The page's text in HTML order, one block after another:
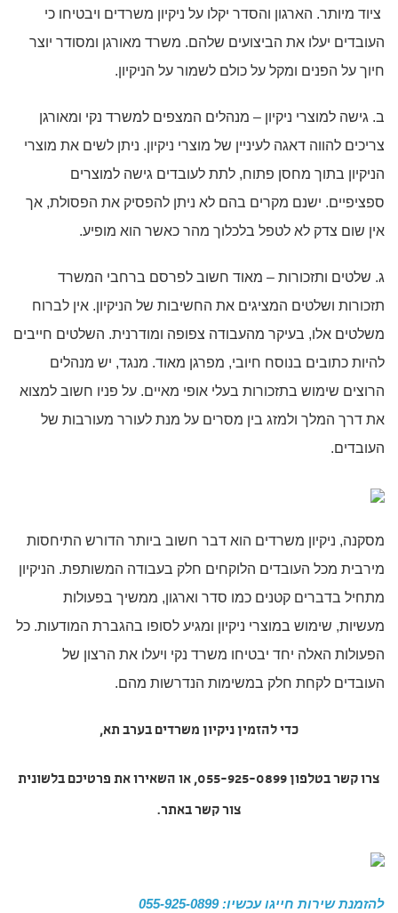
ציוד מיותר. הארגון והסדר יקלו על ניקיון משרדים ויבטיחו כי
העובדים יעלו את הביצועים שלהם. משרד מאורגן ומסודר יוצר
חיוך על הפנים ומקל על כולם לשמור על הניקיון.
ב. גישה למוצרי ניקיון – מנהלים המצפים למשרד נקי ומאורגן
צריכים להווה דאגה לעיניין של מוצרי ניקיון. ניתן לשים את מוצרי
הניקיון בתוך מחסן פתוח, לתת לעובדים גישה למוצרים
ספציפיים. ישנם מקרים בהם לא ניתן להפסיק את הפסולת, אך
אין שום צדק לא לטפל בלכלוך מהר כאשר הוא מופיע.
ג. שלטים ותזכורות – מאוד חשוב לפרסם ברחבי המשרד
תזכורות ושלטים המציגים את החשיבות של הניקיון. אין לברוח
משלטים אלו, בעיקר מהעבודה צפופה ומודרנית. השלטים חייבים
להיות כתובים בנוסח חיובי, מפרגן מאוד. מנגד, יש מנהלים
הרוצים שימוש בתזכורות בעלי אופי מאיים. על פניו חשוב למצוא
את דרך המלך ולמזג בין מסרים על מנת לעורר מעורבות של
העובדים.
מסקנה, ניקיון משרדים הוא דבר חשוב ביותר הדורש התיחסות
מירבית מכל העובדים הלוקחים חלק בעבודה המשותפת. הניקיון
מתחיל בדברים קטנים כמו סדר וארגון, ממשיך בפעולות
מעשיות, שימוש במוצרי ניקיון ומגיע לסופו בהגברת המודעות. כל
הפעולות האלה יחד יבטיחו משרד נקי ויעלו את הרצון של
העובדים לקחת חלק במשימות הנדרשות מהם.
כדי להזמיןניקיון משרדים בערב תא,
צרו קשר בטלפון 055-925-0899, או השאירו את פרטיכם בלשונית
צור קשר באתר.
להזמנת שירות חייגו עכשיו: 055-925-0899